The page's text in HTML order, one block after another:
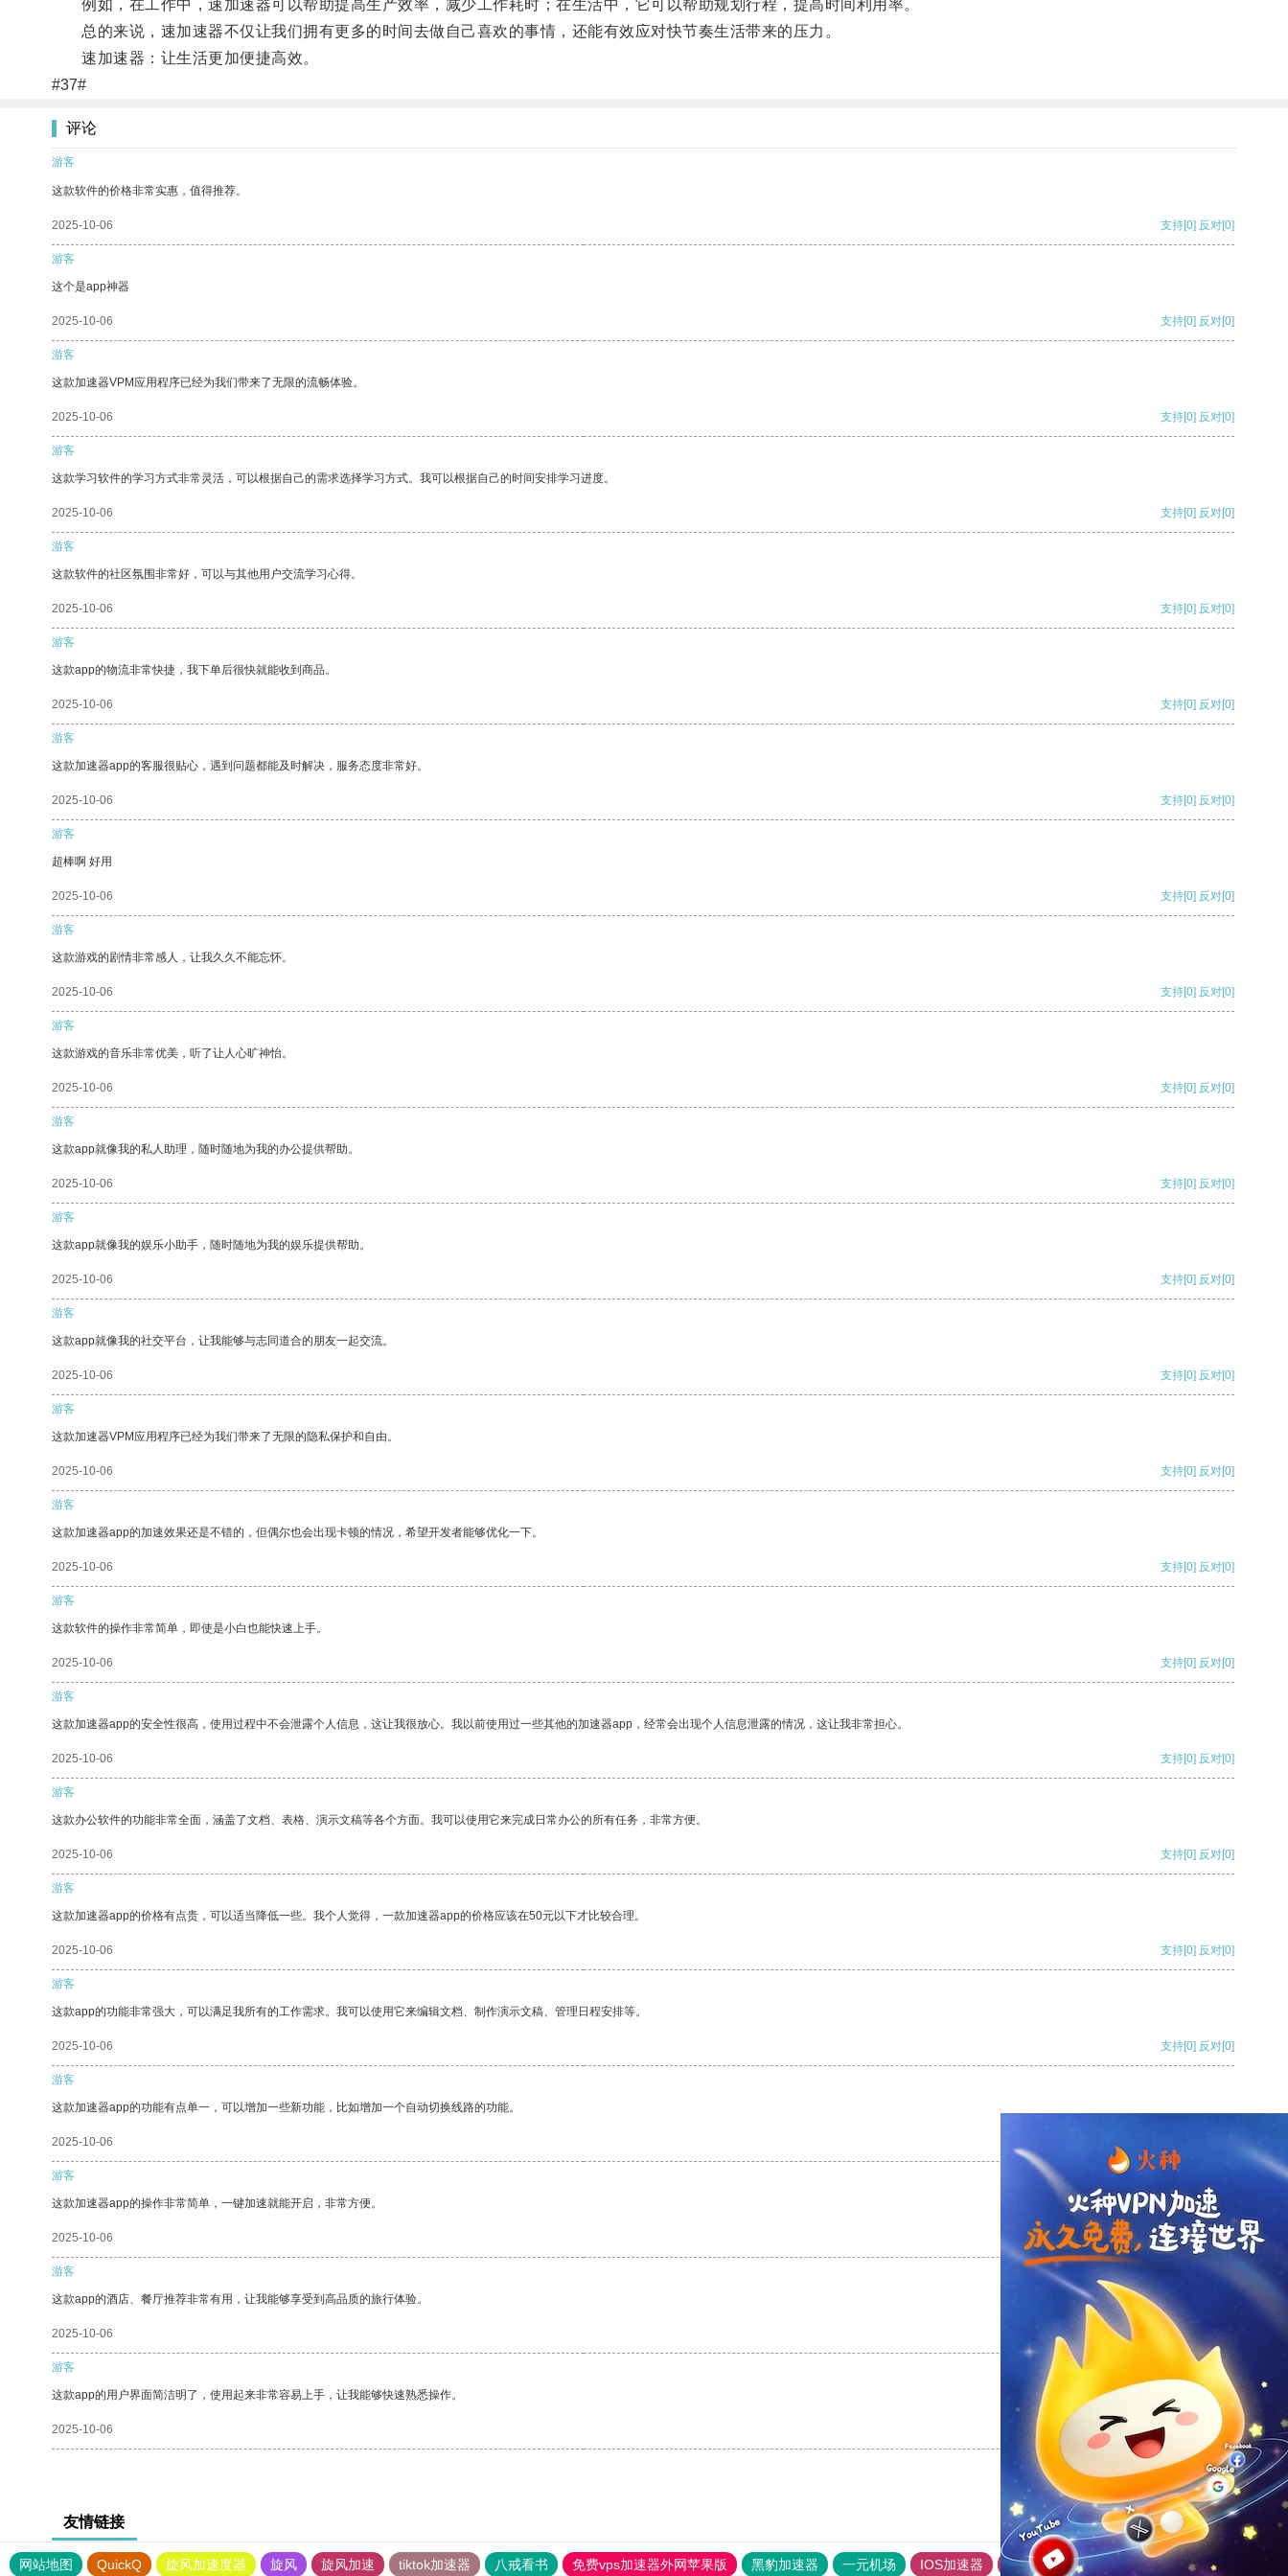
例如，在工作中，速加速器可以帮助提高生产效率，减少工作耗时；在生活中，它可以帮助规划行程，提高时间利用率。
总的来说，速加速器不仅让我们拥有更多的时间去做自己喜欢的事情，还能有效应对快节奏生活带来的压力。
速加速器：让生活更加便捷高效。
#37#
评论
游客
这款软件的价格非常实惠，值得推荐。
2025-10-06 支持[0] 反对[0]
游客
这个是app神器
2025-10-06 支持[0] 反对[0]
游客
这款加速器VPM应用程序已经为我们带来了无限的流畅体验。
2025-10-06 支持[0] 反对[0]
游客
这款学习软件的学习方式非常灵活，可以根据自己的需求选择学习方式。我可以根据自己的时间安排学习进度。
2025-10-06 支持[0] 反对[0]
游客
这款软件的社区氛围非常好，可以与其他用户交流学习心得。
2025-10-06 支持[0] 反对[0]
游客
这款app的物流非常快捷，我下单后很快就能收到商品。
2025-10-06 支持[0] 反对[0]
游客
这款加速器app的客服很贴心，遇到问题都能及时解决，服务态度非常好。
2025-10-06 支持[0] 反对[0]
游客
超棒啊 好用
2025-10-06 支持[0] 反对[0]
游客
这款游戏的剧情非常感人，让我久久不能忘怀。
2025-10-06 支持[0] 反对[0]
游客
这款游戏的音乐非常优美，听了让人心旷神怡。
2025-10-06 支持[0] 反对[0]
游客
这款app就像我的私人助理，随时随地为我的办公提供帮助。
2025-10-06 支持[0] 反对[0]
游客
这款app就像我的娱乐小助手，随时随地为我的娱乐提供帮助。
2025-10-06 支持[0] 反对[0]
游客
这款app就像我的社交平台，让我能够与志同道合的朋友一起交流。
2025-10-06 支持[0] 反对[0]
游客
这款加速器VPM应用程序已经为我们带来了无限的隐私保护和自由。
2025-10-06 支持[0] 反对[0]
游客
这款加速器app的加速效果还是不错的，但偶尔也会出现卡顿的情况，希望开发者能够优化一下。
2025-10-06 支持[0] 反对[0]
游客
这款软件的操作非常简单，即使是小白也能快速上手。
2025-10-06 支持[0] 反对[0]
游客
这款加速器app的安全性很高，使用过程中不会泄露个人信息，这让我很放心。我以前使用过一些其他的加速器app，经常会出现个人信息泄露的情况，这让我非常担心。
2025-10-06 支持[0] 反对[0]
游客
这款办公软件的功能非常全面，涵盖了文档、表格、演示文稿等各个方面。我可以使用它来完成日常办公的所有任务，非常方便。
2025-10-06 支持[0] 反对[0]
游客
这款加速器app的价格有点贵，可以适当降低一些。我个人觉得，一款加速器app的价格应该在50元以下才比较合理。
2025-10-06 支持[0] 反对[0]
游客
这款app的功能非常强大，可以满足我所有的工作需求。我可以使用它来编辑文档、制作演示文稿、管理日程安排等。
2025-10-06 支持[0] 反对[0]
游客
这款加速器app的功能有点单一，可以增加一些新功能，比如增加一个自动切换线路的功能。
2025-10-06
游客
这款加速器app的操作非常简单，一键加速就能开启，非常方便。
2025-10-06 支持 [0] 反对[0]
游客
这款app的酒店、餐厅推荐非常有用，让我能够享受到高品质的旅行体验。
2025-10-06 支持[0] 反对
游客
这款app的用户界面简洁明了，使用起来非常容易上手，让我能够快速熟悉操作。
2025-10-06 支持[0] 反对[0]
友情链接
网站地图 QuickQ 旋风加速度器 旋风 旋风加速 tiktok加速器 八戒看书 免费vps加速器外网苹果版 黑豹加速器 一元机场 IOS加速器 旋风加速度器